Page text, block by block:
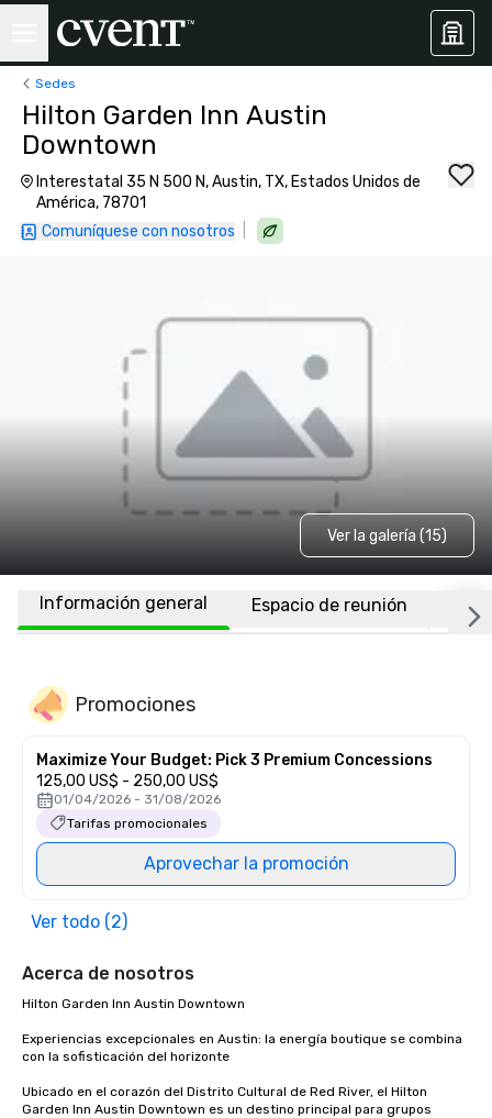
Sedes
Hilton Garden Inn Austin
Downtown
Interestatal 35 N 500 N, Austin, TX, Estados Unidos de
América, 78701
Comuníquese con nosotros
Ver la galería (15)
Información general Espacio de reunión
Promociones
Maximize Your Budget: Pick 3 Premium Concessions
125,00 US$ - 250,00 US$
01/04/2026 - 31/08/2026
Tarifas promocionales
Aprovechar la promoción
Ver todo (2)
Acerca de nosotros
Hilton Garden Inn Austin Downtown
Experiencias excepcionales en Austin: la energía boutique se combina
con la sofisticación del horizonte
Ubicado en el corazón del Distrito Cultural de Red River, el Hilton
Garden Inn Austin Downtown es un destino principal para grupos